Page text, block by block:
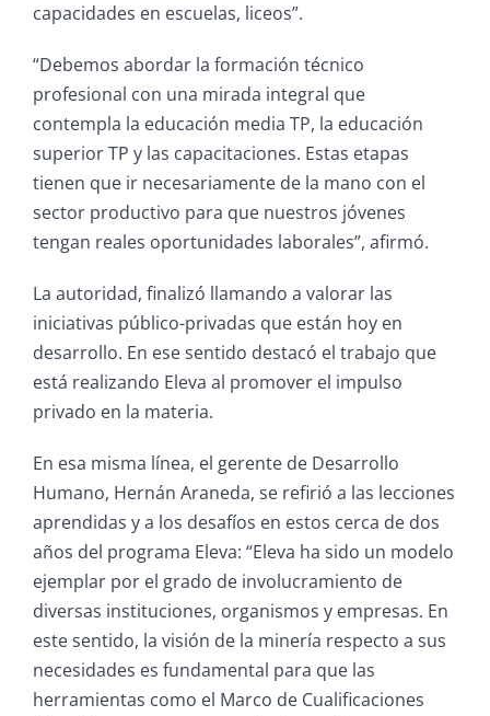
capacidades en escuelas, liceos”.
“Debemos abordar la formación técnico
profesional con una mirada integral que
contempla la educación media TP, la educación
superior TP y las capacitaciones. Estas etapas
tienen que ir necesariamente de la mano con el
sector productivo para que nuestros jóvenes
tengan reales oportunidades laborales”, afirmó.
La autoridad, finalizó llamando a valorar las
iniciativas público-privadas que están hoy en
desarrollo. En ese sentido destacó el trabajo que
está realizando Eleva al promover el impulso
privado en la materia.
En esa misma línea, el gerente de Desarrollo
Humano, Hernán Araneda, se refirió a las lecciones
aprendidas y a los desafíos en estos cerca de dos
años del programa Eleva: “Eleva ha sido un modelo
ejemplar por el grado de involucramiento de
diversas instituciones, organismos y empresas. En
este sentido, la visión de la minería respecto a sus
necesidades es fundamental para que las
herramientas como el Marco de Cualificaciones